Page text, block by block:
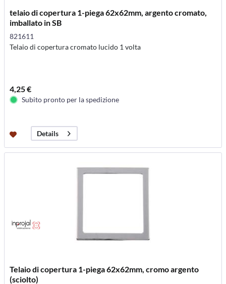
telaio di copertura 1-piega 62x62mm, argento cromato,
imballato in SB
821611
Telaio di copertura cromato lucido 1 volta
4,25 €
Subito pronto per la spedizione
Details
Telaio di copertura 1-piega 62x62mm, cromo argento
(sciolto)